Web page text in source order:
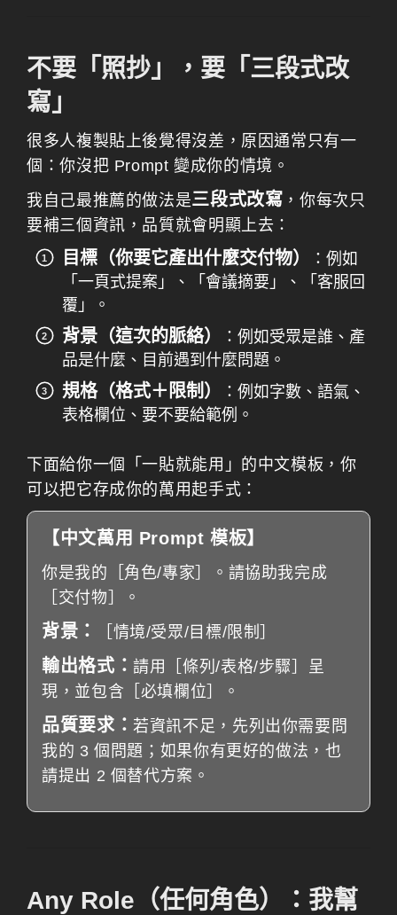
不要「照抄」，要「三段式改
寫」
很多人複製貼上後覺得沒差，原因通常只有一
個：你沒把 Prompt 變成你的情境。
我自己最推薦的做法是三段式改寫 ，你每次只
要補三個資訊，品質就會明顯上去：
目標（你要它產出什麼交付物）
：例如
「一頁式提案」、「會議摘要」、「客服回
覆」。
背景（這次的脈絡）
：例如受眾是誰、產
品是什麼、目前遇到什麼問題。
規格（格式＋限制）
：例如字數、語氣、
表格欄位、要不要給範例。
下面給你一個「一貼就能用」的中文模板，你
可以把它存成你的萬用起手式：
【中文萬用 Prompt 模板】
你是我的［角色/專家］。請協助我完成
［交付物］。
背景： ［情境/受眾/目標/限制］
輸出格式：請用［條列/表格/步驟］呈
現，並包含［必填欄位］。
品質要求： 若資訊不足，先列出你需要問
我的 3 個問題；如果你有更好的做法，也
請提出 2 個替代方案。
Any Role（任何角色）：我幫